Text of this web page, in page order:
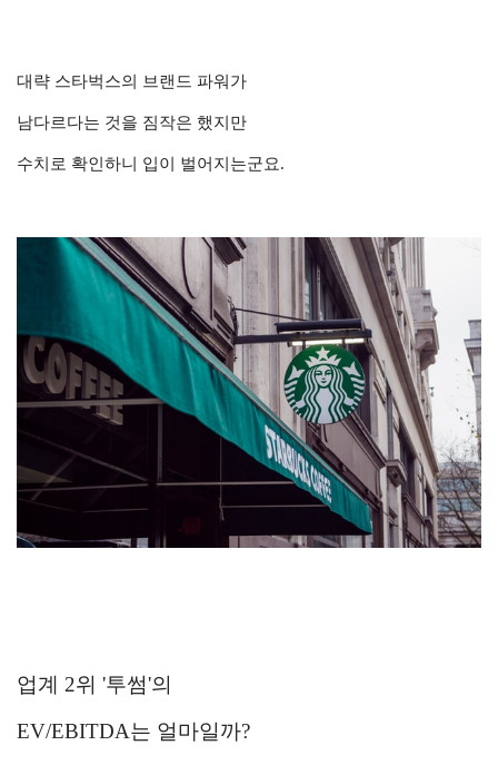
대략 스타벅스의 브랜드 파워가
남다르다는 것을 짐작은 했지만
수치로 확인하니 입이 벌어지는군요.
업계 2위 '투썸'의
EV/EBITDA는 얼마일까?